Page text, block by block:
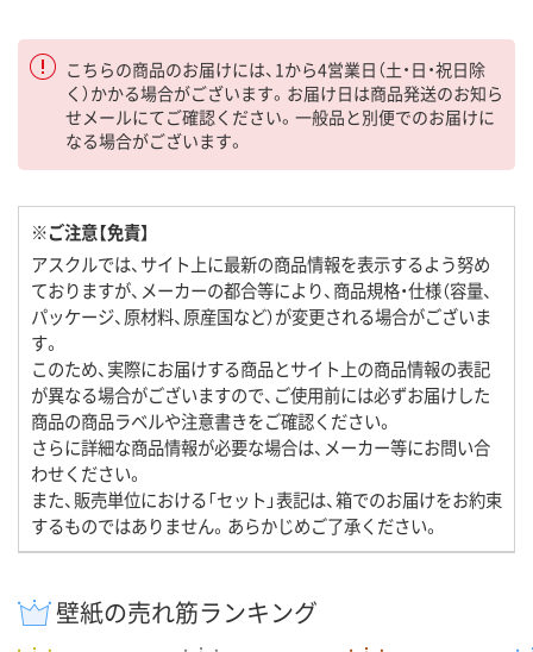
こちらの商品のお届けには、1から4営業日（土・日・祝日除
く）かかる場合がございます。お届け日は商品発送のお知ら
せメールにてご確認ください。一般品と別便でのお届けに
なる場合がございます。
※ご注意【免責】
アスクルでは、サイト上に最新の商品情報を表示するよう努め
ておりますが、メーカーの都合等により、商品規格・仕様（容量、
パッケージ、原材料、原産国など）が変更される場合がございま
す。
このため、実際にお届けする商品とサイト上の商品情報の表記
が異なる場合がございますので、ご使用前には必ずお届けした
商品の商品ラベルや注意書きをご確認ください。
さらに詳細な商品情報が必要な場合は、メーカー等にお問い合
わせください。
また、販売単位における「セット」表記は、箱でのお届けをお約束
するものではありません。あらかじめご了承ください。
壁紙の売れ筋ランキング